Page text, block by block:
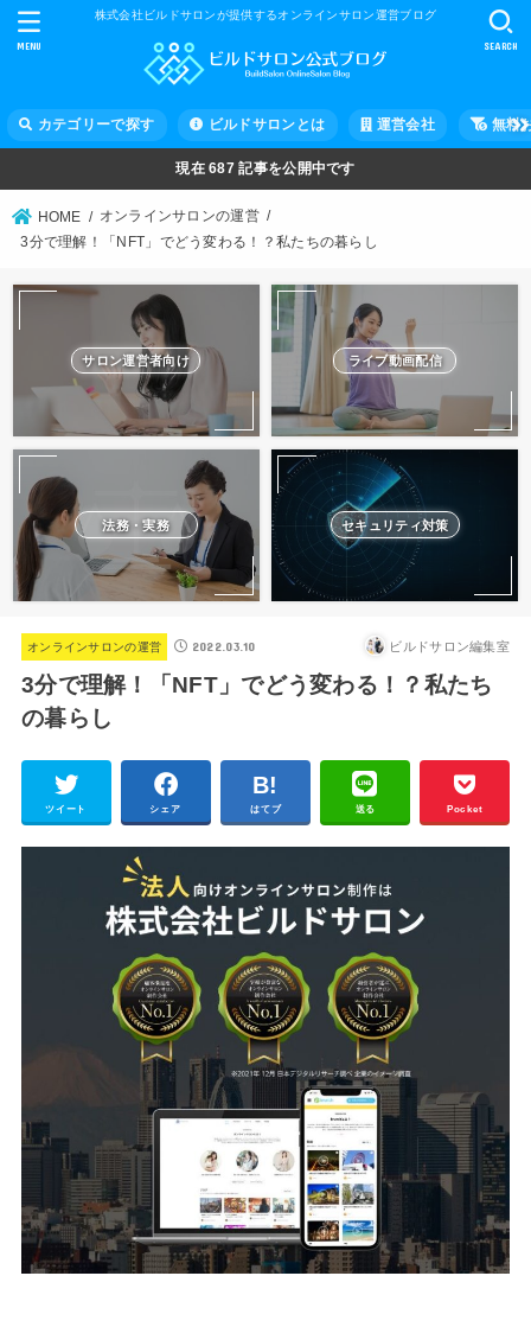
株式会社ビルドサロンが提供するオンラインサロン運営ブログ
カテゴリーで探す ビルドサロンとは 運営会社 無料
SEARCH
MENU
現在687 記事を公開中です
HOME
オンラインサロンの運営
3分で理解！「NFT」でどう変わる！？私たちの暮らし
サロン運営者向け ライブ動画配信
法務・実務 セキュリティ対策
オンラインサロンの運営 2022.03.10 ビルドサロン編集室
3分で理解！「NFT」でどう変わる！？私たち
の暮らし
ツイート シェア はてブ 送る Pocket